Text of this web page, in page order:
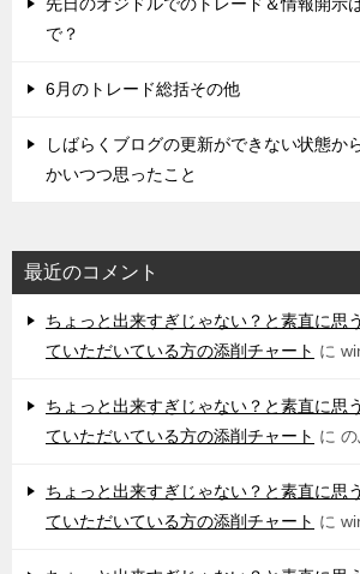
で？
6月のトレード総括その他
しばらくブログの更新ができない状態か
かいつつ思ったこと
最近のコメント
ちょっと出来すぎじゃない？と素直に思
ていただいている方の添削チャート に
ちょっと出来すぎじゃない？と素直に思
ていただいている方の添削チャート に
ちょっと出来すぎじゃない？と素直に思
ていただいている方の添削チャート に